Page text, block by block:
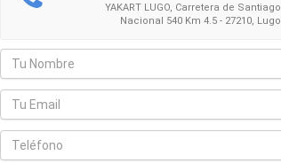
YAKART LUGO, Carretera de Santiago
Nacional 540 Km 4.5 - 27210, Lugo